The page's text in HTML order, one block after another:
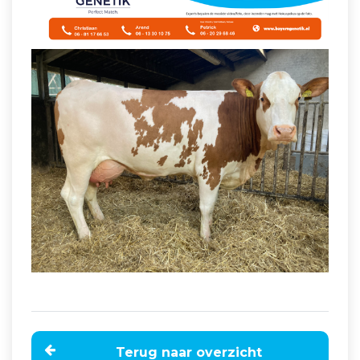
Terug naar overzicht